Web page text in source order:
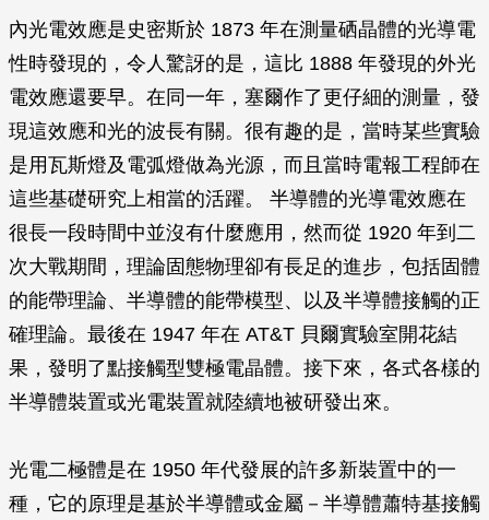
內光電效應是史密斯於 1873 年在測量硒晶體的光導電
性時發現的，令人驚訝的是，這比 1888 年發現的外光
電效應還要早。在同一年，塞爾作了更仔細的測量，發
現這效應和光的波長有關。很有趣的是，當時某些實驗
是用瓦斯燈及電弧燈做為光源，而且當時電報工程師在
這些基礎研究上相當的活躍。 半導體的光導電效應在
很長一段時間中並沒有什麼應用，然而從 1920 年到二
次大戰期間，理論固態物理卻有長足的進步，包括固體
的能帶理論、半導體的能帶模型、以及半導體接觸的正
確理論。最後在 1947 年在 AT&T 貝爾實驗室開花結
果，發明了點接觸型雙極電晶體。接下來，各式各樣的
半導體裝置或光電裝置就陸續地被研發出來。
光電二極體是在 1950 年代發展的許多新裝置中的一
種，它的原理是基於半導體或金屬－半導體蕭特基接觸